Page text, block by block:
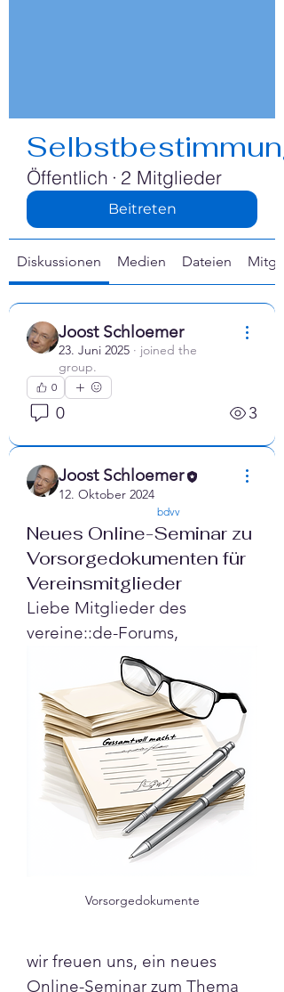
Selbstbestimmung
Öffentlich · 2 Mitglieder
Beitreten
Diskussionen Medien Dateien
Joost Schloemer
23. Juni 2025 · joined the
group.
0
0 3
Joost Schloemer
12. Oktober 2024
bdvv
Neues Online-Seminar zu
Vorsorgedokumenten für
Vereinsmitglieder
Liebe Mitglieder des
vereine::de-Forums,
Vorsorgedokumente
wir freuen uns, ein neues